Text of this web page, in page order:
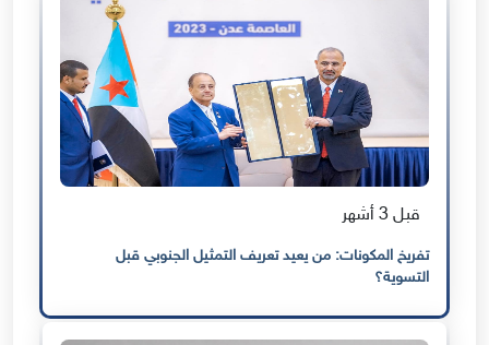
قبل 3 أشهر
تفريخ المكونات: من يعيد تعريف التمثيل الجنوبي قبل
التسوية؟